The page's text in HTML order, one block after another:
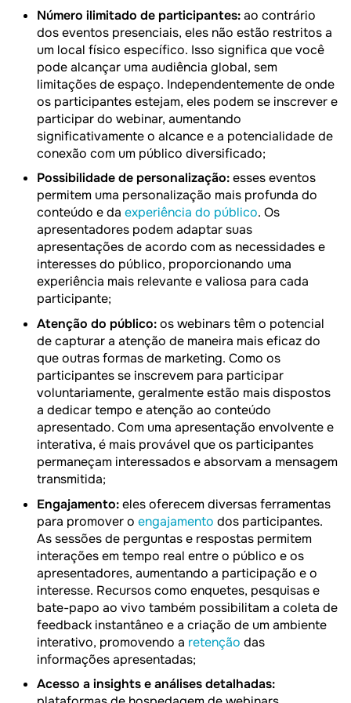
Número ilimitado de participantes:ao contrário
dos eventos presenciais, eles não estão restritos a
um local físico específico. Isso significa que você
pode alcançar uma audiência global, sem
limitações de espaço. Independentemente de onde
os participantes estejam, eles podem se inscrever e
participar do webinar, aumentando
significativamente o alcance e a potencialidade de
conexão com um público diversificado;
Possibilidade de personalização:esses eventos
permitem uma personalização mais profunda do
conteúdo e da experiência do público. Os
apresentadores podem adaptar suas
apresentações de acordo com as necessidades e
interesses do público, proporcionando uma
experiência mais relevante e valiosa para cada
participante;
Atenção do público:os webinars têm o potencial
de capturar a atenção de maneira mais eficaz do
que outras formas de marketing. Como os
participantes se inscrevem para participar
voluntariamente, geralmente estão mais dispostos
a dedicar tempo e atenção ao conteúdo
apresentado. Com uma apresentação envolvente e
interativa, é mais provável que os participantes
permaneçam interessados e absorvam a mensagem
transmitida;
Engajamento:eles oferecem diversas ferramentas
para promover o engajamento dos participantes.
As sessões de perguntas e respostas permitem
interações em tempo real entre o público e os
apresentadores, aumentando a participação e o
interesse. Recursos como enquetes, pesquisas e
bate-papo ao vivo também possibilitam a coleta de
feedback instantâneo e a criação de um ambiente
interativo, promovendo a retenção das
informações apresentadas;
Acesso a insights e análises detalhadas: